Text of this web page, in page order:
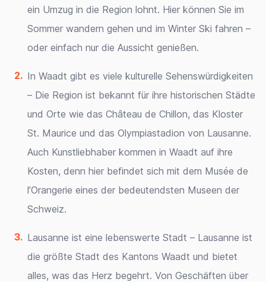
ein Umzug in die Region lohnt. Hier können Sie im
Sommer wandern gehen und im Winter Ski fahren –
oder einfach nur die Aussicht genießen.
In Waadt gibt es viele kulturelle Sehenswürdigkeiten
– Die Region ist bekannt für ihre historischen Städte
und Orte wie das Château de Chillon, das Kloster
St. Maurice und das Olympiastadion von Lausanne.
Auch Kunstliebhaber kommen in Waadt auf ihre
Kosten, denn hier befindet sich mit dem Musée de
l’Orangerie eines der bedeutendsten Museen der
Schweiz.
Lausanne ist eine lebenswerte Stadt – Lausanne ist
die größte Stadt des Kantons Waadt und bietet
alles, was das Herz begehrt. Von Geschäften über